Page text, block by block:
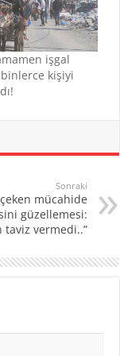
işgal
kişiyi
Sonraki
mücahide
güzellemesi:
taviz vermedi..”